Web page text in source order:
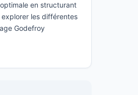
en structurant
les différentes
Godefroy